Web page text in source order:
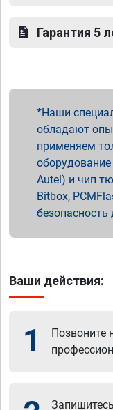
Гарантия 5
Наши
обладают
применяем
Autel) и чип
Bitbox,
Ваши действия:
1 Позвоните